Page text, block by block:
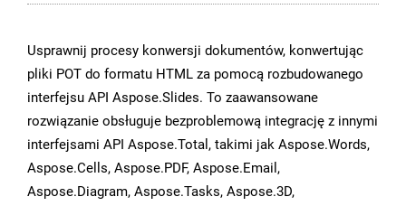
Usprawnij procesy konwersji dokumentów, konwertując
pliki POT do formatu HTML za pomocą rozbudowanego
interfejsu API Aspose.Slides. To zaawansowane
rozwiązanie obsługuje bezproblemową integrację z innymi
interfejsami API Aspose.Total, takimi jak Aspose.Words,
Aspose.Cells, Aspose.PDF, Aspose.Email,
Aspose.Diagram, Aspose.Tasks, Aspose.3D,